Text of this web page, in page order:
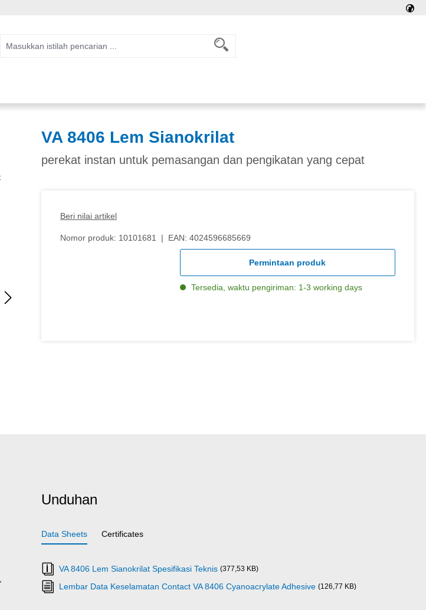
VA 8406 Lem Sianokrilat
perekat instan untuk pemasangan dan pengikatan yang cepat
Beri nilai artikel
Nomor produk: 10101681 | EAN: 4024596685669
Permintaan produk
Tersedia, waktu pengiriman: 1-3 working days
Unduhan
Data Sheets Certificates
VA 8406 Lem Sianokrilat Spesifikasi Teknis (377,53 KB)
Lembar Data Keselamatan Contact VA 8406 Cyanoacrylate Adhesive (126,77 KB)